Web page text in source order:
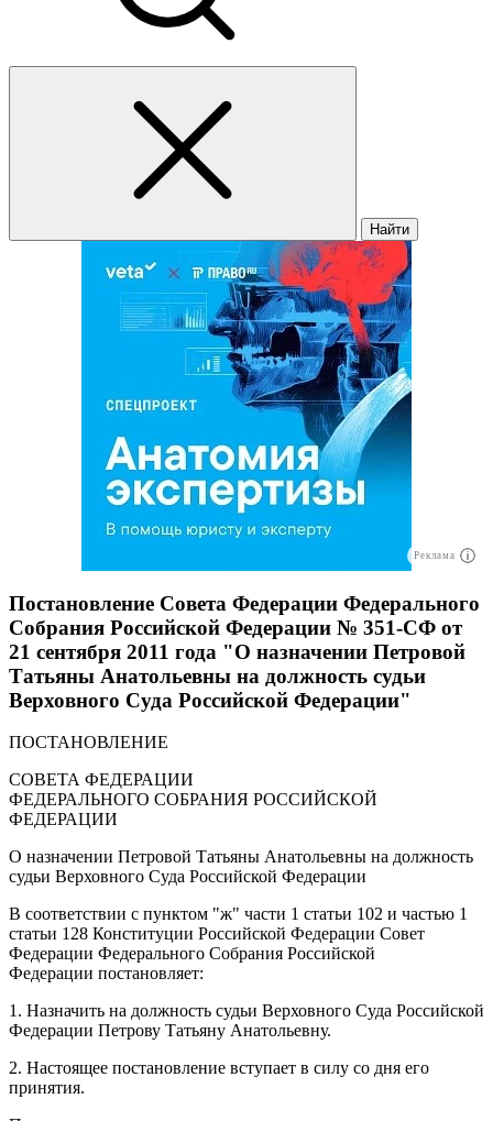
Найти
Реклама
Постановление Совета Федерации Федерального
Собрания Российской Федерации № 351-СФ от
21 сентября 2011 года "О назначении Петровой
Татьяны Анатольевны на должность судьи
Верховного Суда Российской Федерации"
ПОСТАНОВЛЕНИЕ
СОВЕТА ФЕДЕРАЦИИ
ФЕДЕРАЛЬНОГО СОБРАНИЯ РОССИЙСКОЙ
ФЕДЕРАЦИИ
О назначении Петровой Татьяны Анатольевны на должность
судьи Верховного Суда Российской Федерации
В соответствии с пунктом "ж" части 1 статьи 102 и частью 1
статьи 128 Конституции Российской Федерации Совет
Федерации Федерального Собрания Российской
Федерации постановляет:
1. Назначить на должность судьи Верховного Суда Российской
Федерации Петрову Татьяну Анатольевну.
2. Настоящее постановление вступает в силу со дня его
принятия.